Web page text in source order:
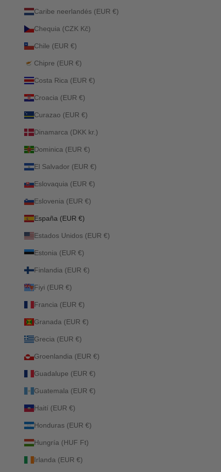
Caribe neerlandés (EUR €)
Chequia (CZK Kč)
Chile (EUR €)
Chipre (EUR €)
Costa Rica (EUR €)
Croacia (EUR €)
Curazao (EUR €)
Dinamarca (DKK kr.)
Dominica (EUR €)
El Salvador (EUR €)
Eslovaquia (EUR €)
Eslovenia (EUR €)
España (EUR €)
Estados Unidos (EUR €)
Estonia (EUR €)
Finlandia (EUR €)
Fiyi (EUR €)
Francia (EUR €)
Granada (EUR €)
Grecia (EUR €)
Groenlandia (EUR €)
Guadalupe (EUR €)
Guatemala (EUR €)
Haití (EUR €)
Honduras (EUR €)
Hungría (HUF Ft)
Irlanda (EUR €)